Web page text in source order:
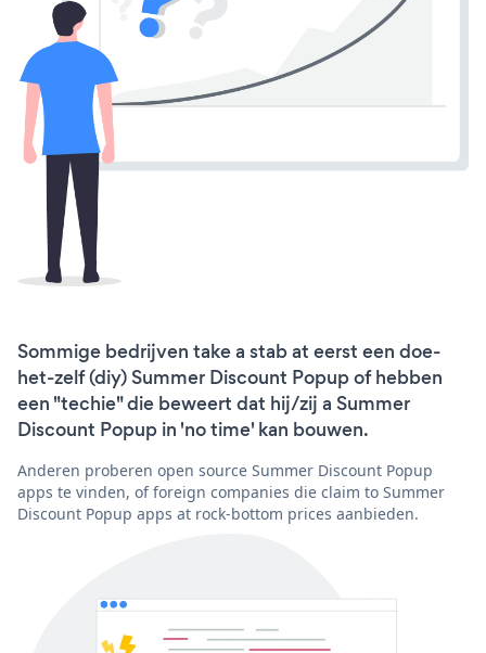
Sommige bedrijven take a stab at eerst een doe-
het-zelf (diy) Summer Discount Popup of hebben
een "techie" die beweert dat hij/zij a Summer
Discount Popup in 'no time' kan bouwen.
Anderen proberen open source Summer Discount Popup
apps te vinden, of foreign companies die claim to Summer
Discount Popup apps at rock-bottom prices aanbieden.